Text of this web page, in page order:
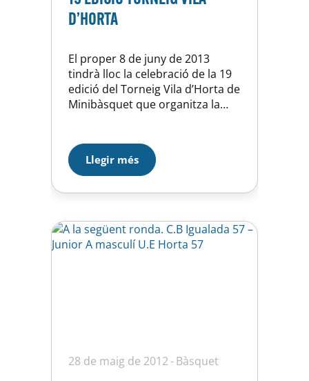
D’HORTA
El proper 8 de juny de 2013
tindrà lloc la celebració de la 19
edició del Torneig Vila d’Horta de
Minibàsquet que organitza la
Codina, número 27, de
Barcelona. INTRODUCCIÓ
L’edició d’enguany comptarà
amb la presència de 12 equips…
Llegir més
28 de maig de 2012 Bàsquet